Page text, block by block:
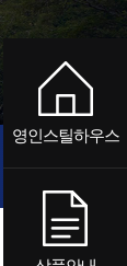
영인스틸하우스